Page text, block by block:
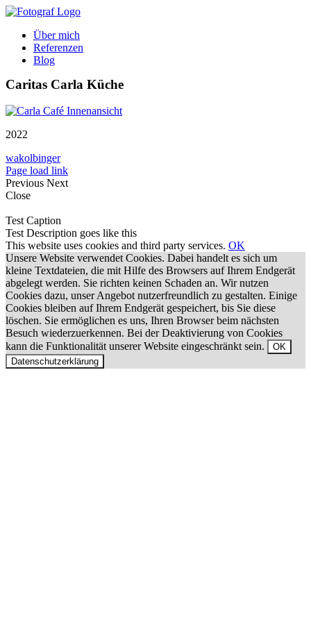
Zum
springenÜber mich
Referenzen
Blog
Caritas Carla Küche
2022
wakolbinger
Page load link
Previous Next
Close
Test Caption
Test Description goes like this
This website uses cookies and third party services. OK
Unsere Website verwendet Cookies. Dabei handelt es sich um
kleine Textdateien, die mit Hilfe des Browsers auf Ihrem Endgerät
abgelegt werden. Sie richten keinen Schaden an. Wir nutzen
Cookies dazu, unser Angebot nutzerfreundlich zu gestalten. Einige
Cookies bleiben auf Ihrem Endgerät gespeichert, bis Sie diese
löschen. Sie ermöglichen es uns, Ihren Browser beim nächsten
Besuch wiederzuerkennen. Bei der Deaktivierung von Cookies
kann die Funktionalität unserer Website eingeschränkt sein.
OK
Datenschutzerklärung